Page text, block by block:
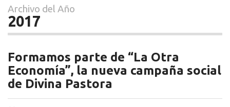
Archivo del Año
2017
Formamos parte de “La Otra
Economía”, la nueva campaña social
de Divina Pastora